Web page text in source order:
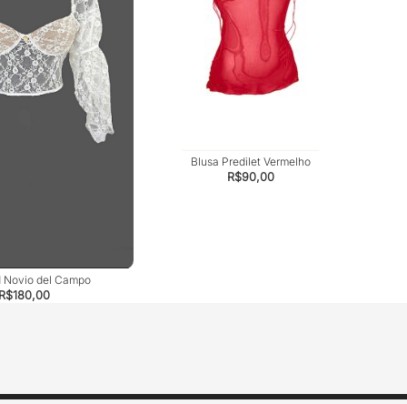
Novio del Campo
R$180,00
Blusa Predilet Vermelho
R$90,00